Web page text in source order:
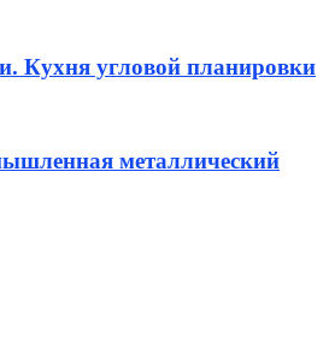
Кухня угловой планировки
металлический